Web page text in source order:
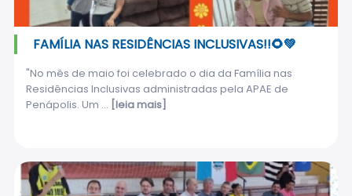
FAMÍLIA NAS RESIDÊNCIAS INCLUSIVAS!!🌻💚
"No mês de maio foi celebrado o dia da Família nas
Residências Inclusivas administradas pela APAE de
Penápolis. Um ... [leia mais]